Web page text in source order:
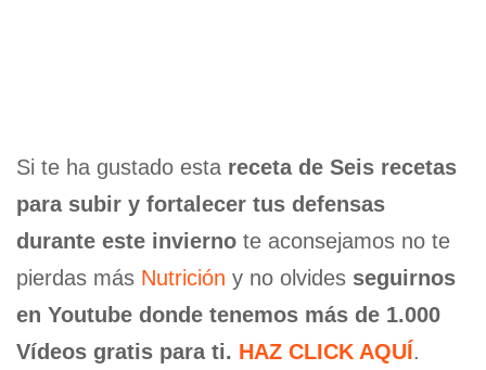
Si te ha gustado esta receta de Seis recetas
para subir y fortalecer tus defensas
durante este invierno te aconsejamos no te
pierdas más Nutrición y no olvides seguirnos
en Youtube donde tenemos más de 1.000
Vídeos gratis para ti. HAZ CLICK AQUÍ.